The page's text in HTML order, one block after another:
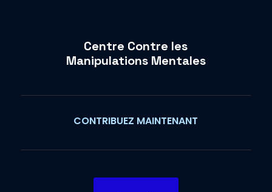
Centre Contre les
Manipulations Mentales
CONTRIBUEZ MAINTENANT